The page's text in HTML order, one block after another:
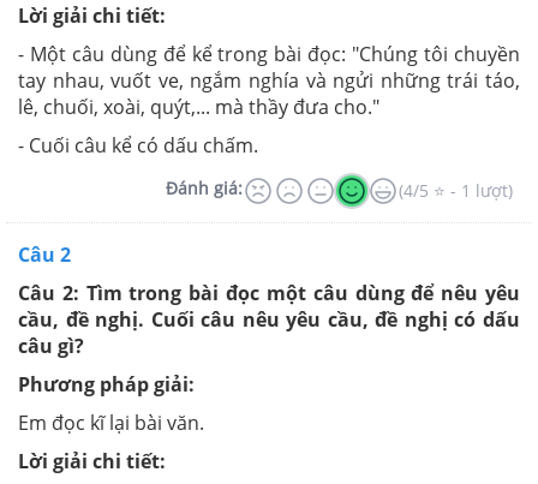
Lời giải chi tiết:
- Một câu dùng để kể trong bài đọc: "Chúng tôi chuyền
tay nhau, vuốt ve, ngắm nghía và ngửi những trái táo,
lê, chuối, xoài, quýt,... mà thầy đưa cho."
- Cuối câu kể có dấu chấm.
Đánh giá: (4/5 ⭐ - 1 lượt)
Câu 2
Câu 2: Tìm trong bài đọc một câu dùng để nêu yêu
cầu, đề nghị. Cuối câu nêu yêu cầu, đề nghị có dấu
câu gì?
Phương pháp giải:
Em đọc kĩ lại bài văn.
Lời giải chi tiết: